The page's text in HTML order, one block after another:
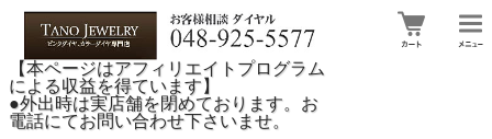
【本ページはアフィリエイトプログラム
による収益を得ています】
●外出時は実店舗を閉めております。お
電話にてお問い合わせ下さいませ。